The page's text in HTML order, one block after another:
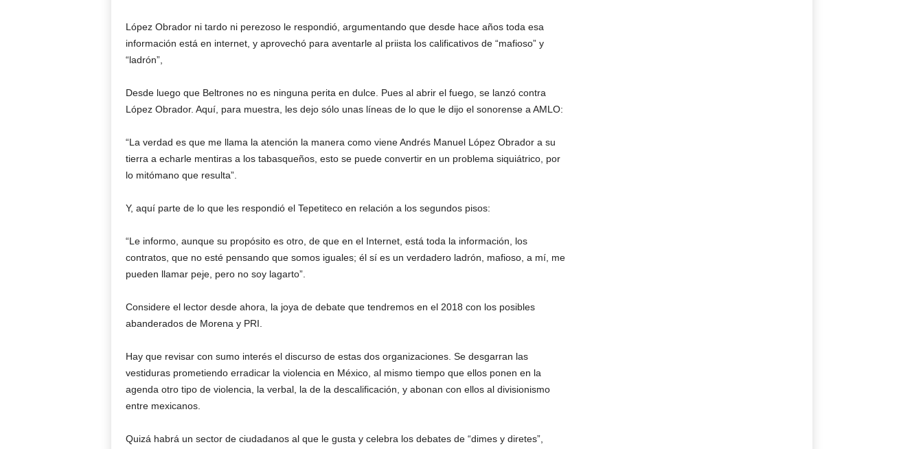
López Obrador ni tardo ni perezoso le respondió, argumentando que desde hace años toda esa
información está en internet, y aprovechó para aventarle al priista los calificativos de “mafioso” y
“ladrón”,
Desde luego que Beltrones no es ninguna perita en dulce. Pues al abrir el fuego, se lanzó contra
López Obrador. Aquí, para muestra, les dejo sólo unas líneas de lo que le dijo el sonorense a AMLO:
“La verdad es que me llama la atención la manera como viene Andrés Manuel López Obrador a su
tierra a echarle mentiras a los tabasqueños, esto se puede convertir en un problema siquiátrico, por
lo mitómano que resulta”.
Y, aquí parte de lo que les respondió el Tepetiteco en relación a los segundos pisos:
“Le informo, aunque su propósito es otro, de que en el Internet, está toda la información, los
contratos, que no esté pensando que somos iguales; él sí es un verdadero ladrón, mafioso, a mí, me
pueden llamar peje, pero no soy lagarto”.
Considere el lector desde ahora, la joya de debate que tendremos en el 2018 con los posibles
abanderados de Morena y PRI.
Hay que revisar con sumo interés el discurso de estas dos organizaciones. Se desgarran las
vestiduras prometiendo erradicar la violencia en México, al mismo tiempo que ellos ponen en la
agenda otro tipo de violencia, la verbal, la de la descalificación, y abonan con ellos al divisionismo
entre mexicanos.
Quizá habrá un sector de ciudadanos al que le gusta y celebra los debates de “dimes y diretes”,